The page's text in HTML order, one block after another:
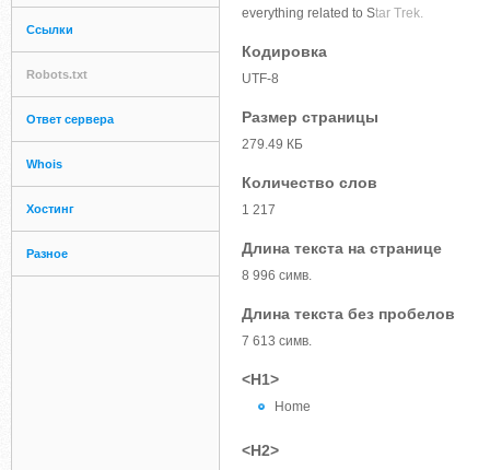
Ссылки
Robots.txt
Ответ сервера
Whois
Хостинг
Разное
everything related to Star Trek.
Кодировка
UTF-8
Размер страницы
279.49 КБ
Количество слов
1 217
Длина текста на странице
8 996 симв.
Длина текста без пробелов
7 613 симв.
<H1>
Home
<H2>